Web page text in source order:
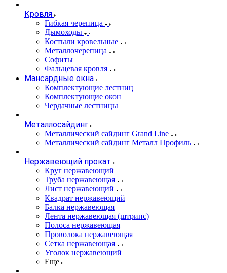
Кровля
Гибкая черепица
Дымоходы
Костыли кровельные
Металлочерепица
Софиты
Фальцевая кровля
Мансардные окна
Комплектующие лестниц
Комплектующие окон
Чердачные лестницы
Металлосайдинг
Металлический сайдинг Grand Line
Металлический сайдинг Металл Профиль
Нержавеющий прокат
Круг нержавеющий
Труба нержавеющая
Лист нержавеющий
Квадрат нержавеющий
Балка нержавеющая
Лента нержавеющая (штрипс)
Полоса нержавеющая
Проволока нержавеющая
Сетка нержавеющая
Уголок нержавеющий
Еще